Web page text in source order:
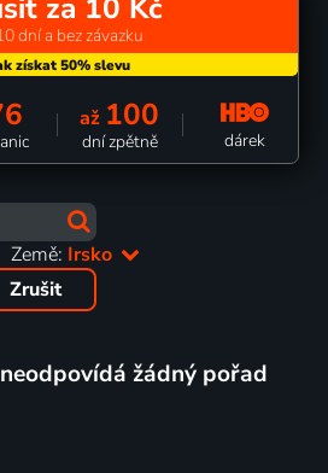
dní a bez závazku
až 100
dní zpětně dárek
Země: Irsko
Zrušit
žádný pořad